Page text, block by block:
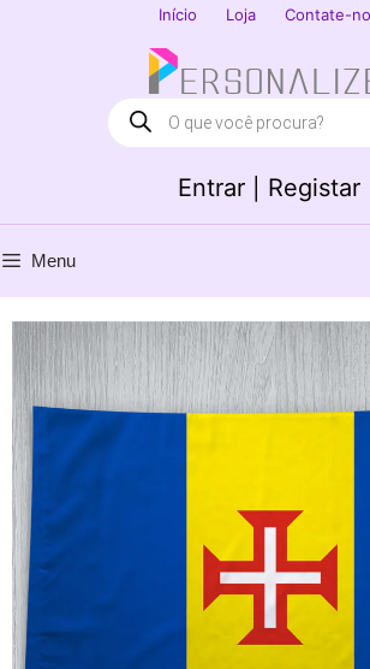
Início Loja Contate-
Entrar | Registar
Products
search
Menu